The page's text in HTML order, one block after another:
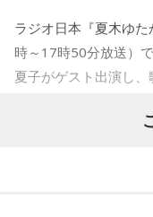
ラジオ日本『夏木ゆ
時～17時50分放送）
夏子がゲスト出演し